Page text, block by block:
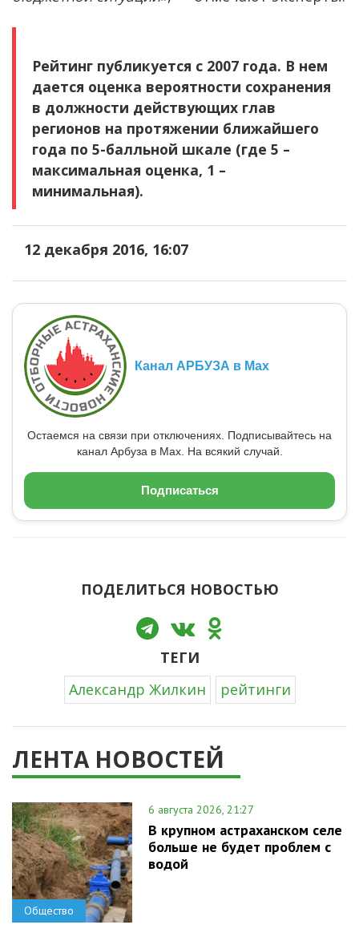
Рейтинг публикуется с 2007 года. В нем
дается оценка вероятности сохранения
в должности действующих глав
регионов на протяжении ближайшего
года по 5-балльной шкале (где 5 –
максимальная оценка, 1 –
минимальная).
12 декабря 2016, 16:07
Канал АРБУЗА в Max
Остаемся на связи при отключениях. Подписывайтесь на
канал Арбуза в Max. На всякий случай.
Подписаться
ПОДЕЛИТЬСЯ НОВОСТЬЮ
ТЕГИ
Александр Жилкин
рейтинги
ЛЕНТА НОВОСТЕЙ
Общество
6 августа 2026, 21:27
В крупном астраханском селе
больше не будет проблем с
водой